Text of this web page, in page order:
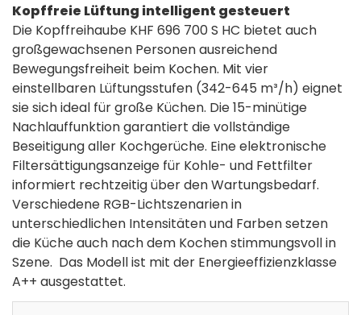
Kopffreie Lüftung intelligent gesteuert
Die Kopffreihaube KHF 696 700 S HC bietet auch
großgewachsenen Personen ausreichend
Bewegungsfreiheit beim Kochen. Mit vier
einstellbaren Lüftungsstufen (342-645 m³/h) eignet
sie sich ideal für große Küchen. Die 15-minütige
Nachlauffunktion garantiert die vollständige
Beseitigung aller Kochgerüche. Eine elektronische
Filtersättigungsanzeige für Kohle- und Fettfilter
informiert rechtzeitig über den Wartungsbedarf.
Verschiedene RGB-Lichtszenarien in
unterschiedlichen Intensitäten und Farben setzen
die Küche auch nach dem Kochen stimmungsvoll in
Szene. Das Modell ist mit der Energieeffizienzklasse
A++ ausgestattet.